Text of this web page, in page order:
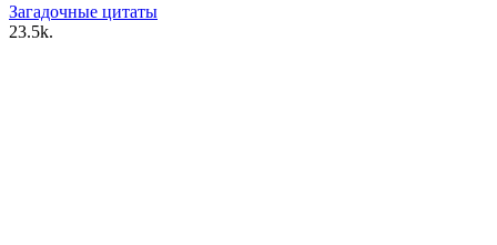
Загадочные цитаты
23.5k.